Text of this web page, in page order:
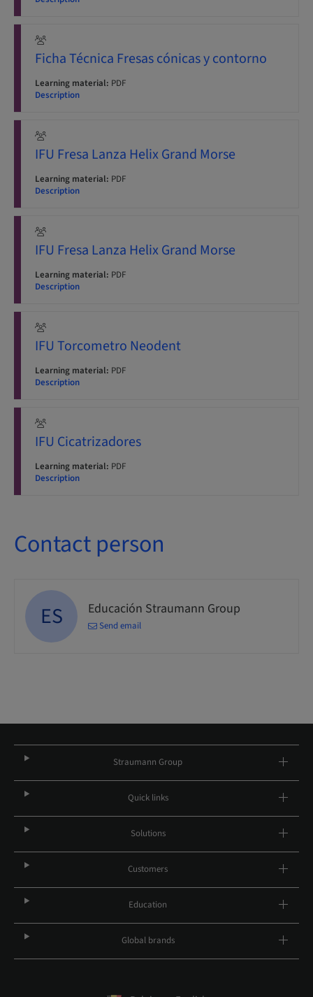
Ficha Técnica Fresas cónicas y contorno
Learning material: PDF
Description
IFU Fresa Lanza Helix Grand Morse
Learning material: PDF
Description
IFU Fresa Lanza Helix Grand Morse
Learning material: PDF
Description
IFU Torcometro Neodent
Learning material: PDF
Description
IFU Cicatrizadores
Learning material: PDF
Description
Contact person
ES Educación Straumann Group
Send email
Straumann Group
Quick links
Solutions
Customers
Education
Global brands